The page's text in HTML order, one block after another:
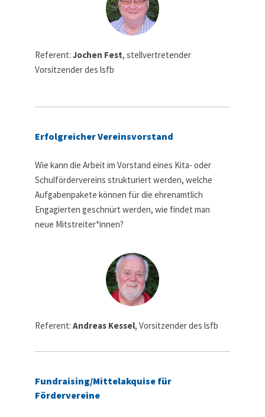
Referent: Jochen Fest, stellvertretender
Vorsitzender des lsfb
Erfolgreicher Vereinsvorstand
Wie kann die Arbeit im Vorstand eines Kita- oder
Schulfördervereins strukturiert werden, welche
Aufgabenpakete können für die ehrenamtlich
Engagierten geschnürt werden, wie findet man
neue Mitstreiter*innen?
Referent: Andreas Kessel, Vorsitzender des lsfb
Fundraising/Mittelakquise für
Fördervereine